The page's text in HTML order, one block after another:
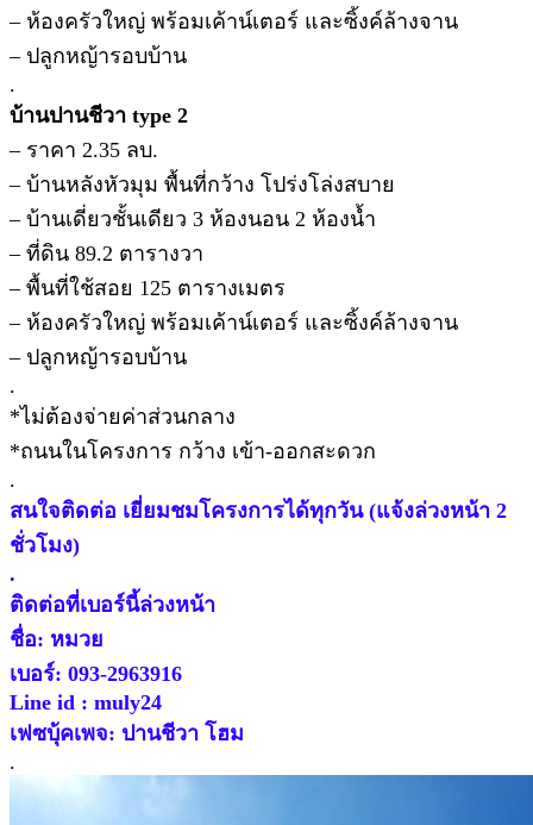
– ห้องครัวใหญ่ พร้อมเค้าน์เตอร์ และซิ้งค์ล้างจาน
– ปลูกหญ้ารอบบ้าน
.
บ้านปานชีวา type 2
– ราคา 2.35 ลบ.
– บ้านหลังหัวมุม พื้นที่กว้าง โปร่งโล่งสบาย
– บ้านเดี่ยวชั้นเดียว 3 ห้องนอน 2 ห้องน้ำ
– ที่ดิน 89.2 ตารางวา
– พื้นที่ใช้สอย 125 ตารางเมตร
– ห้องครัวใหญ่ พร้อมเค้าน์เตอร์ และซิ้งค์ล้างจาน
– ปลูกหญ้ารอบบ้าน
.
*ไม่ต้องจ่ายค่าส่วนกลาง
*ถนนในโครงการ กว้าง เข้า-ออกสะดวก
.
สนใจติดต่อ เยี่ยมชมโครงการได้ทุกวัน (แจ้งล่วงหน้า 2
ชั่วโมง)
.
ติดต่อที่เบอร์นี้ล่วงหน้า
ชื่อ: หมวย
เบอร์: 093-2963916
Line id : muly24
เฟซบุ้คเพจ: ปานชีวา โฮม
.